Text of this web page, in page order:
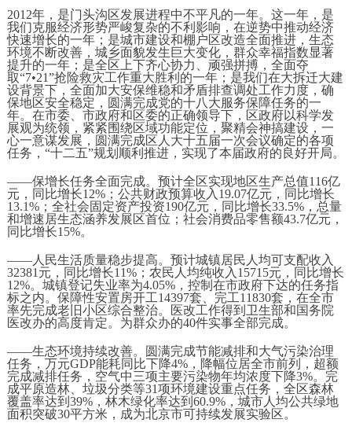
2012年，是门头沟区发展进程中不平凡的一年。这一年，是
我们克服经济形势严峻复杂的不利影响，在逆势中推动经济
快速增长的一年；是城市建设和棚户区改造全面推进，生态
环境不断改善，城乡面貌发生巨大变化，群众幸福指数显著
提升的一年；是全区上下齐心协力、顽强拼搏，全面夺
取“7•21”抢险救灾工作重大胜利的一年；是我们在大拆迁大建
设背景下，全面加大安保维稳和矛盾排查调处工作力度，确
保地区安全稳定，圆满完成党的十八大服务保障任务的一
年。在市委、市政府和区委的正确领导下，区政府以科学发
展观为统领，紧紧围绕区域功能定位，聚精会神搞建设，一
心一意谋发展，圆满完成区人大十五届一次会议确定的各项
任务，“十二五”规划顺利推进，实现了本届政府的良好开局。
——保增长任务全面完成。预计全区实现地区生产总值116亿
元，同比增长12%；公共财政预算收入19.07亿元，同比增长
13.1%；全社会固定资产投资190亿元，同比增长33.5%，总量
和增速居生态涵养发展区首位；社会消费品零售额43.7亿元，
同比增长15%。
——人民生活质量稳步提高。预计城镇居民人均可支配收入
32381元，同比增长11%；农民人均纯收入15715元，同比增长
12%。城镇登记失业率为4.05%，控制在市政府下达的任务指
标之内。保障性安置房开工14397套、完工11830套，在全市
率先完成老旧小区综合整治。医改工作得到卫生部和国务院
医改办的高度肯定。为群众办的40件实事全部完成。
——生态环境持续改善。圆满完成节能减排和大气污染治理
任务，万元GDP能耗同比下降4%，降幅位居全市前列，超额
完成减排任务，空气中三项主要污染物年均浓度下降3%。完
成平原造林、垃圾分类等31项环境建设重点任务，全区森林
覆盖率达到39%，林木绿化率达到60.9%，城市人均公共绿地
面积突破30平方米，成为北京市可持续发展实验区。